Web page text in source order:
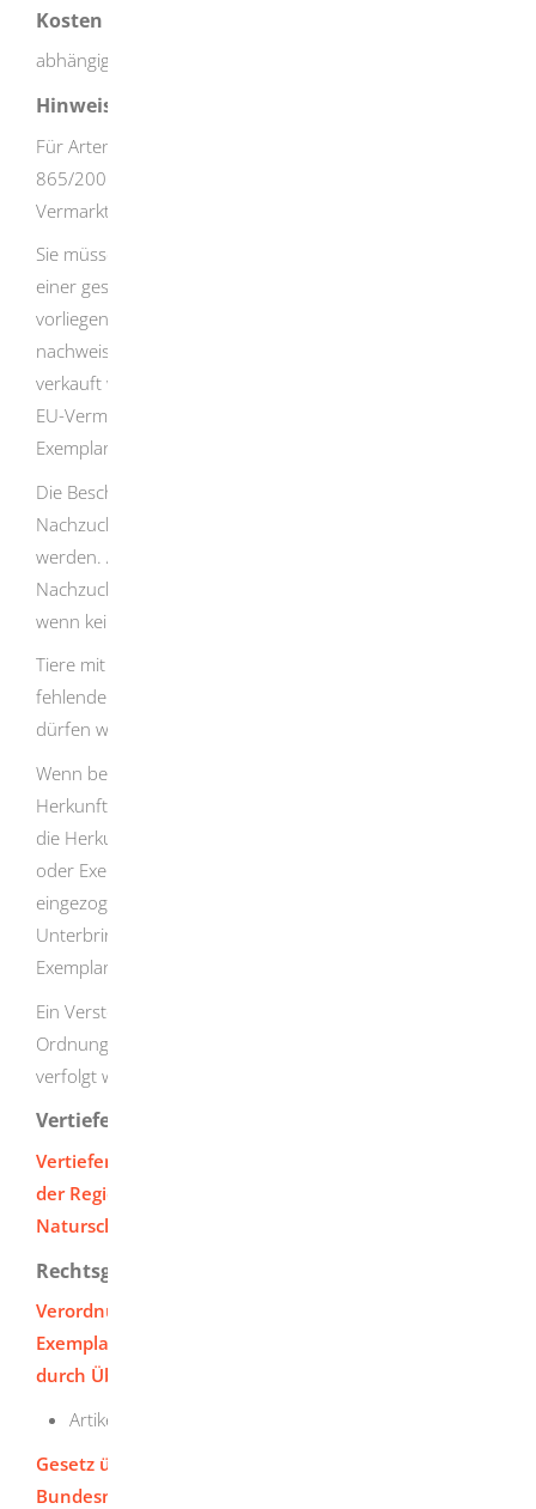
Kosten
abhängig vom Antrag
Hinweise
Für Arten, die in Anhang X der Verordnung EG-DVO
865/2006 gelistet sind, benötigen Sie keine
Vermarktungsgenehmigung.
Sie müssen sich bereits vor dem Erwerb eines Exemplars
einer geschützten Art versichern, dass Nachweise
vorliegen, die die Legalität des Tiers/Exemplars
nachweisen. Wenn ein solches Exemplar gekauft oder
verkauft wird, muss dem neuen Halter das Original der
EU-Vermarktungsgenehmigung zusammen mit dem
Exemplar ausgehändigt werden.
Die Bescheinigung ist auch notwendig, wenn eigene
Nachzuchten der entsprechenden Arten vermarktet
werden. Aus Gründen der Rechtssicherheit sollten für
Nachzuchten Bescheinigungen beantragt werden, auch
wenn keine Vermarktung beabsichtigt ist.
Tiere mit ungültigen, fehlerhaften, unvollständigen oder
fehlenden Legalitätsnachweisen (Herkunftsnachweisen)
dürfen weder angeboten noch erworben werden.
Wenn bei einem Tier oder Exemplar die rechtmäßige
Herkunft nicht eindeutig nachgewiesen werden kann, ist
die Herkunft zweifelhaft. In diesen Fällen kann das Tier
oder Exemplar beschlagnahmt oder dauerhaft
eingezogen (weggenommen) werden. Die Kosten der
Unterbringung trägt dann die Person, bei der die
Exemplare beschlagnahmt wurden.
Ein Verstoß gegen das Vermarktungsverbot kann als eine
Ordnungswidrigkeit geahndet oder sogar strafrechtlich
verfolgt werden.
Vertiefende Informationen
Vertiefende Informationen finden Sie auf der Seite
der Regierungspräsidien
Naturschutz
Rechtsgrundlage
Verordnung (EG) Nr. 338/97 über den Schutz von
Exemplaren wildlebender Tier- und Pflanzenarten
durch Überwachung des Handels
Artikel 8 Absatz 3 Ausnahmevoraussetzungen
Gesetz über Naturschutz und Landschaftspflege -
Bundesnaturschutzgesetz (BNatSchG)